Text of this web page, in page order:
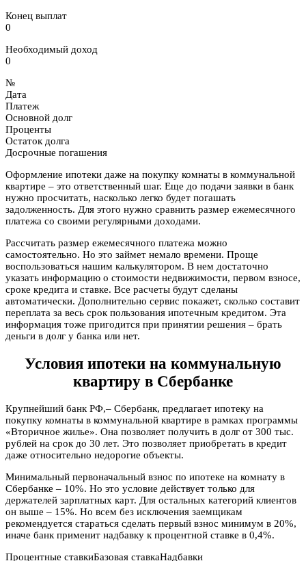
Конец выплат
0
Необходимый доход
0
№
Дата
Платеж
Основной долг
Проценты
Остаток долга
Досрочные погашения
Оформление ипотеки даже на покупку комнаты в коммунальной
квартире – это ответственный шаг. Еще до подачи заявки в банк
нужно просчитать, насколько легко будет погашать
задолженность. Для этого нужно сравнить размер ежемесячного
платежа со своими регулярными доходами.
Рассчитать размер ежемесячного платежа можно
самостоятельно. Но это займет немало времени. Проще
воспользоваться нашим калькулятором. В нем достаточно
указать информацию о стоимости недвижимости, первом взносе,
сроке кредита и ставке. Все расчеты будут сделаны
автоматически. Дополнительно сервис покажет, сколько составит
переплата за весь срок пользования ипотечным кредитом. Эта
информация тоже пригодится при принятии решения – брать
деньги в долг у банка или нет.
Условия ипотеки на коммунальную
квартиру в Сбербанке
Крупнейший банк РФ,– Сбербанк, предлагает ипотеку на
покупку комнаты в коммунальной квартире в рамках программы
«Вторичное жилье». Она позволяет получить в долг от 300 тыс.
рублей на срок до 30 лет. Это позволяет приобретать в кредит
даже относительно недорогие объекты.
Минимальный первоначальный взнос по ипотеке на комнату в
Сбербанке – 10%. Но это условие действует только для
держателей зарплатных карт. Для остальных категорий клиентов
он выше – 15%. Но всем без исключения заемщикам
рекомендуется стараться сделать первый взнос минимум в 20%,
иначе банк применит надбавку к процентной ставке в 0,4%.
Процентные ставкиБазовая ставкаНадбавки